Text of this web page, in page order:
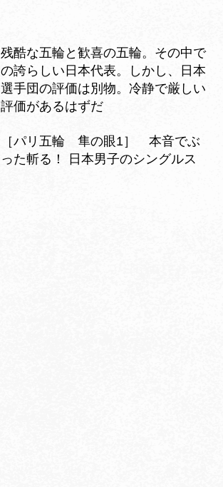
残酷な五輪と歓喜の五輪。その中で
の誇らしい日本代表。しかし、日本
選手団の評価は別物。冷静で厳しい
評価があるはずだ
［パリ五輪 隼の眼1］ 本音でぶ
った斬る！ 日本男子のシングルス